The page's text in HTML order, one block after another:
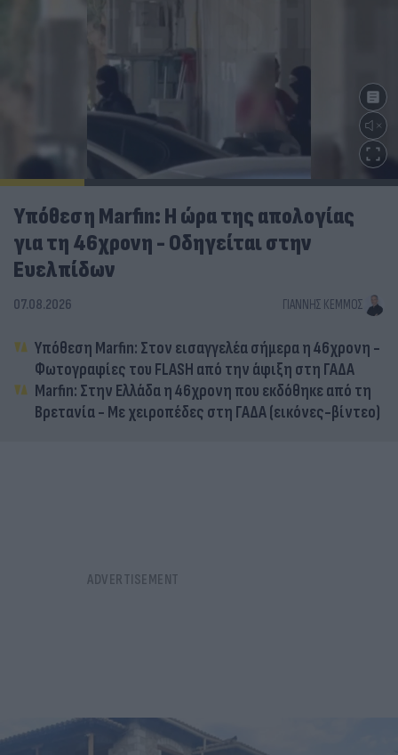
Υπόθεση Marfin: Η ώρα της απολογίας
για τη 46χρονη - Οδηγείται στην
Ευελπίδων
07.08.2026 ΓΙΆΝΝΗΣ ΚΈΜΜΟΣ
Υπόθεση Marfin: Στον εισαγγελέα σήμερα η 46χρονη -
Φωτογραφίες του FLASH από την άφιξη στη ΓΑΔΑ
Marfin: Στην Ελλάδα η 46χρονη που εκδόθηκε από τη
Βρετανία - Με χειροπέδες στη ΓΑΔΑ (εικόνες-βίντεο)